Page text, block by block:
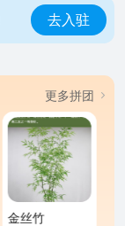
去入驻
更多拼团
金丝竹